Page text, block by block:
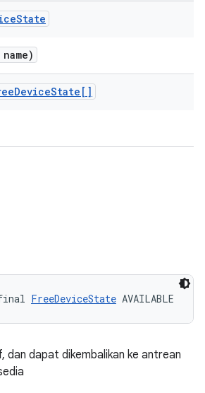
State
DeviceState[]
FreeDeviceState AVAILABLE
dan dapat dikembalikan ke antrean